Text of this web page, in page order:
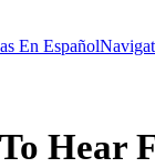
En Español
Hear